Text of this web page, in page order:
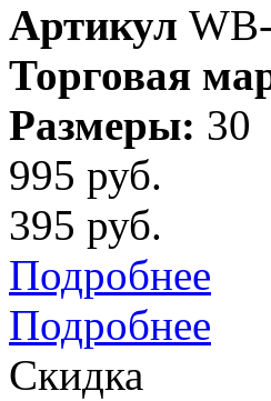
Артикул
Торговая
Размеры: 30
995 руб.
395 руб.
Подробнее
Подробнее
Скидка